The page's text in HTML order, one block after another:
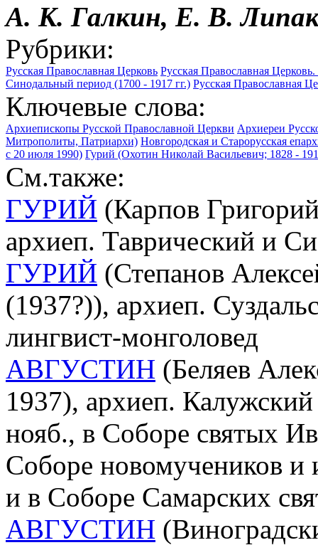
А. К. Галкин, Е. В.
Рубрики:
Русская Православная Церковь Русская Православная
Синодальный период (1700 - 1917 гг.) Русская Православная
Ключевые слова:
Архиепископы Русской Православной Церкви Архиереи
Митрополиты, Патриархи) Новгородская и Старорусская
с 20 июля 1990) Гурий (Охотин Николай Васильевич; 1828 -
См.также:
ГУРИЙ (Карпов
архиеп. Таврический и
ГУРИЙ (Степанов
(1937?)), архиеп.
лингвист-монголовед
АВГУСТИН (Беляев
1937), архиеп.
нояб., в Соборе святых
Соборе новомучеников и
и в Соборе Самарских
АВГУСТИН